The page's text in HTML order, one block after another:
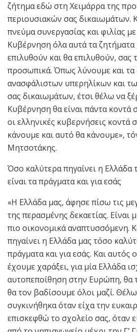
ζήτημα εδώ στη Χειμάρρα της
περιουσιακών σας δικαιωμάτων.
πνεύμα συνεργασίας και φιλίας
Κυβέρνηση όλα αυτά τα
επιλυθούν και θα επιλυθούν, σας
προσωπικά. Όπως λύνουμε και τα
ανασφάλιστων υπερηλίκων και
σας δικαιωμάτων, έτσι θέλω να
Κυβέρνηση θα είναι πάντα κοντά
οι ελληνικές κυβερνήσεις κοντά
κάνουμε και αυτό θα κάνουμε»,
Μητσοτάκης.
Όσο καλύτερα πηγαίνει η Ελλάδα
είναι τα πράγματα και για εσάς
«Η Ελλάδα μας, άφησε πίσω τις
της περασμένης δεκαετίας. Είναι
πιο οικονομικά αναπτυσσόμενη.
πηγαίνει η Ελλάδα μας τόσο
πράγματα και για εσάς. Και
έχουμε χαράξει, για μία Ελλάδα
αυτοπεποίθηση στην Ευρώπη, θα
θα τον βαδίσουμε όλοι μαζί.
συγκινήθηκα όταν είχα την
επισκεφθώ το σχολείο σας, όταν